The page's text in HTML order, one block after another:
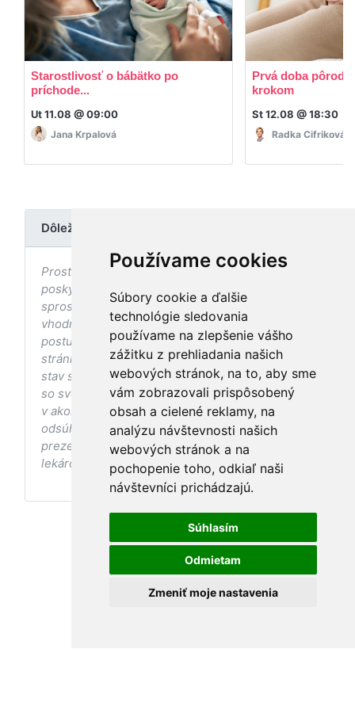
Používame cookies
Súbory cookie a ďalšie
technológie sledovania
používame na zlepšenie vášho
zážitku z prehliadania našich
webových stránok, na to, aby sme
vám zobrazovali prispôsobený
obsah a cielené reklamy, na
analýzu návštevnosti našich
webových stránok a na
pochopenie toho, odkiaľ naši
návštevníci prichádzajú.
Súhlasím
Odmietam
Zmeniť moje nastavenia
Starostlivosť o bábätko po
príchode...
Ut 11.08 @ 09:00
Jana Krpalová
Prvá doba
krokom
St 12.08 @ 18:30
Radka Cifriková
Dôležité upozornenie
Prostredníctvom stránky nedochádza k
poskytovaniu zdravotnej starostlivosti, ani k jej
sprostredkovaniu, ani k jej nahrádzaniu. O
vhodných postupoch v oblasti zdravia, vhodnosti
postupov a odporúčaní prezentovaných na
stránke s ohľadom na Váš zdravotný
stav sa pred ich aplikáciou vždy vopred poraďte
so svojím ošetrujúcim lekárom, a to najmä ak ste
v akomkoľvek štádiu tehotenstva. Bez
odsúhlasenia postupov a odporúčaní
prezentovaných na stránke Vaším ošetrujúcim
lekárom tieto postupy a odporúčania neaplikujte.